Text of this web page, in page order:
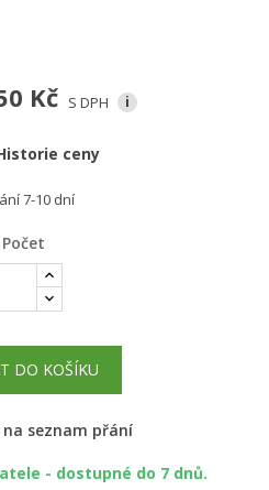
Kč S DPH i
ceny
7-10 dní
Počet
DO KOŠÍKU
seznam přání
- dostupné do 7 dnů.